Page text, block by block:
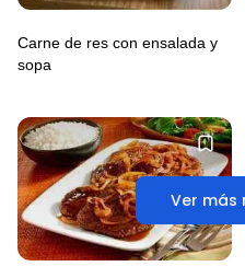
Ver más
Carne de res con ensalada y
sopa